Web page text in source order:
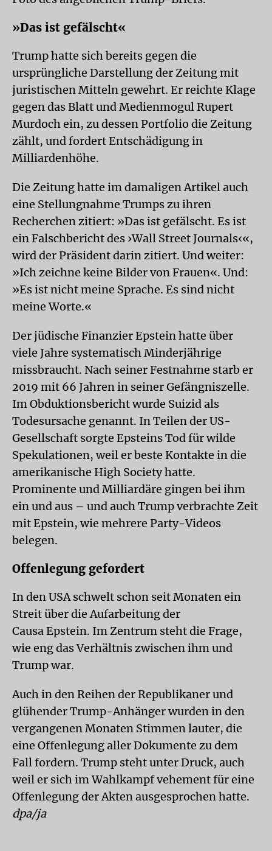
»Das ist gefälscht«
Trump hatte sich bereits gegen die
ursprüngliche Darstellung der Zeitung mit
juristischen Mitteln gewehrt. Er reichte Klage
gegen das Blatt und Medienmogul Rupert
Murdoch ein, zu dessen Portfolio die Zeitung
zählt, und fordert Entschädigung in
Milliardenhöhe.
Die Zeitung hatte im damaligen Artikel auch
eine Stellungnahme Trumps zu ihren
Recherchen zitiert: »Das ist gefälscht. Es ist
ein Falschbericht des ›Wall Street Journals‹«,
wird der Präsident darin zitiert. Und weiter:
»Ich zeichne keine Bilder von Frauen«. Und:
»Es ist nicht meine Sprache. Es sind nicht
meine Worte.«
Der jüdische Finanzier Epstein hatte über
viele Jahre systematisch Minderjährige
missbraucht. Nach seiner Festnahme starb er
2019 mit 66 Jahren in seiner Gefängniszelle.
Im Obduktionsbericht wurde Suizid als
Todesursache genannt. In Teilen der US-
Gesellschaft sorgte Epsteins Tod für wilde
Spekulationen, weil er beste Kontakte in die
amerikanische High Society hatte.
Prominente und Milliardäre gingen bei ihm
ein und aus – und auch Trump verbrachte Zeit
mit Epstein, wie mehrere Party-Videos
belegen.
Offenlegung gefordert
In den USA schwelt schon seit Monaten ein
Streit über die Aufarbeitung der
Causa Epstein. Im Zentrum steht die Frage,
wie eng das Verhältnis zwischen ihm und
Trump war.
Auch in den Reihen der Republikaner und
glühender Trump-Anhänger wurden in den
vergangenen Monaten Stimmen lauter, die
eine Offenlegung aller Dokumente zu dem
Fall fordern. Trump steht unter Druck, auch
weil er sich im Wahlkampf vehement für eine
Offenlegung der Akten ausgesprochen hatte.
dpa/ja